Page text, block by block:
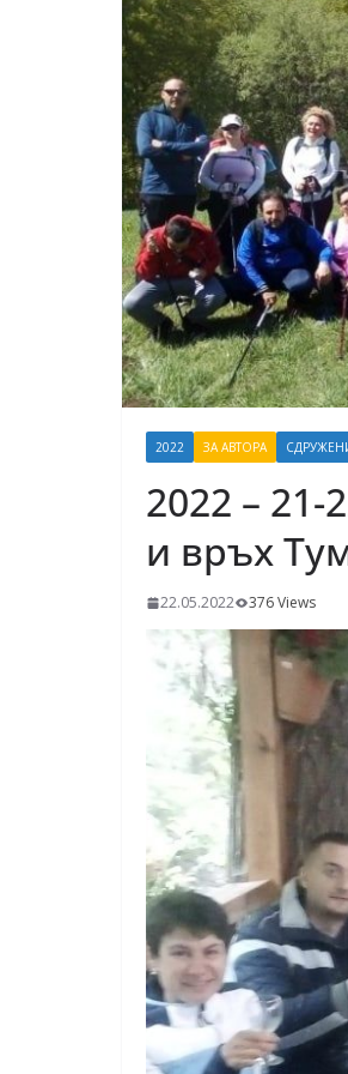
2022 ЗА АВТОРА
2022 –
и връх
22.05.2022 376 Views